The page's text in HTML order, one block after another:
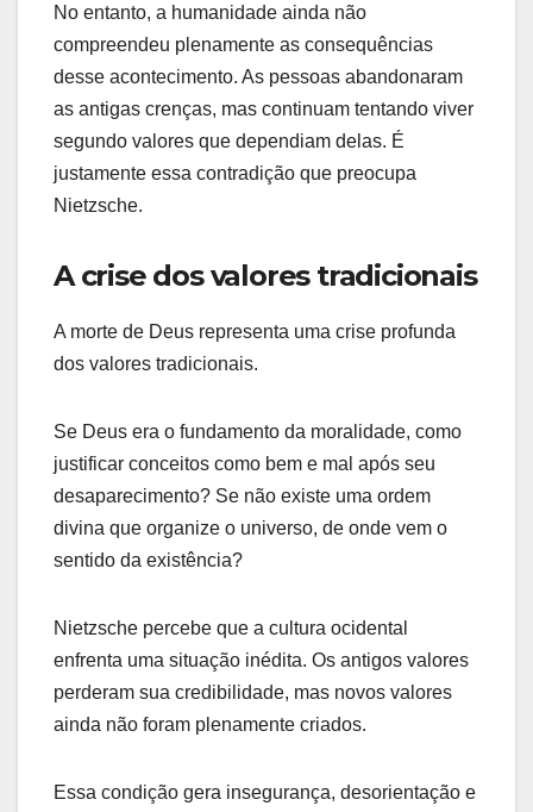
No entanto, a humanidade ainda não
compreendeu plenamente as consequências
desse acontecimento. As pessoas abandonaram
as antigas crenças, mas continuam tentando viver
segundo valores que dependiam delas. É
justamente essa contradição que preocupa
Nietzsche.
A crise dos valores tradicionais
A morte de Deus representa uma crise profunda
dos valores tradicionais.
Se Deus era o fundamento da moralidade, como
justificar conceitos como bem e mal após seu
desaparecimento? Se não existe uma ordem
divina que organize o universo, de onde vem o
sentido da existência?
Nietzsche percebe que a cultura ocidental
enfrenta uma situação inédita. Os antigos valores
perderam sua credibilidade, mas novos valores
ainda não foram plenamente criados.
Essa condição gera insegurança, desorientação e